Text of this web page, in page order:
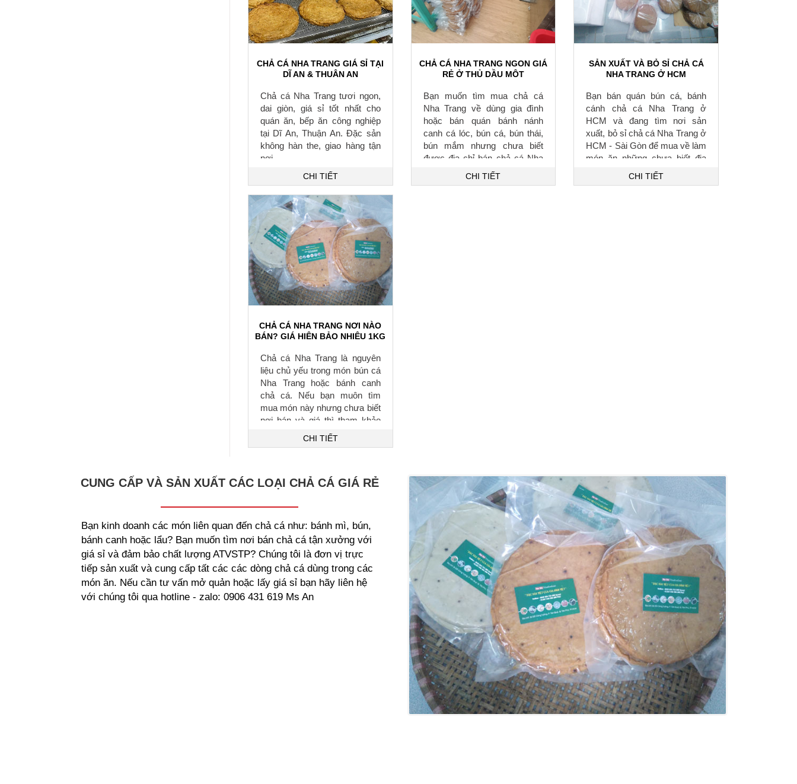
CHẢ CÁ NHA TRANG GIÁ SỈ TẠI
DĨ AN & THUẬN AN
Chả cá Nha Trang tươi ngon,
dai giòn, giá sỉ tốt nhất cho
quán ăn, bếp ăn công nghiệp
tại Dĩ An, Thuận An. Đặc sản
không hàn the, giao hàng tận
nơi.
CHI TIẾT
CHẢ CÁ NHA TRANG NGON GIÁ
RẺ Ở THỦ DẦU MỘT
Bạn muốn tìm mua chả cá
Nha Trang về dùng gia đình
hoặc bán quán bánh nánh
canh cá lóc, bún cá, bún thái,
bún mắm nhưng chưa biết
được địa chỉ bán chả cá Nha
Trang ngon chuận vị và giá rẻ?
CHI TIẾT
SẢN XUẤT VÀ BỎ SỈ CHẢ CÁ
NHA TRANG Ở HCM
Bạn bán quán bún cá, bánh
cánh chả cá Nha Trang ở
HCM và đang tìm nơi sản
xuất, bỏ sỉ chả cá Nha Trang ở
HCM - Sài Gòn để mua về làm
món ăn những chưa biết địa
chỉ sản xuất và bỏ sỉ?
CHI TIẾT
CHẢ CÁ NHA TRANG NƠI NÀO
BÁN? GIÁ HIỆN BẢO NHIÊU 1KG
Chả cá Nha Trang là nguyên
liệu chủ yếu trong món bún cá
Nha Trang hoặc bánh canh
chả cá. Nếu bạn muôn tìm
mua món này nhưng chưa biết
nơi bán và giá thì tham khảo
CHI TIẾT
CUNG CẤP VÀ SẢN XUẤT CÁC LOẠI CHẢ CÁ GIÁ RẺ
Bạn kinh doanh các món liên quan đến chả cá như: bánh mì, bún,
bánh canh hoặc lẩu? Bạn muốn tìm nơi bán chả cá tận xưởng với
giá sỉ và đảm bảo chất lượng ATVSTP? Chúng tôi là đơn vị trực
tiếp sản xuất và cung cấp tất các các dòng chả cá dùng trong các
món ăn. Nếu cần tư vấn mở quản hoặc lấy giá sỉ bạn hãy liên hệ
với chúng tôi qua hotline - zalo: 0906 431 619 Ms An